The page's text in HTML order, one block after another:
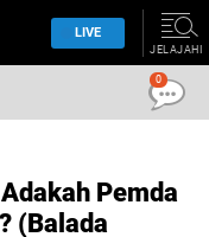
LIVE
JELAJAHI
Pemda
(Balada
0